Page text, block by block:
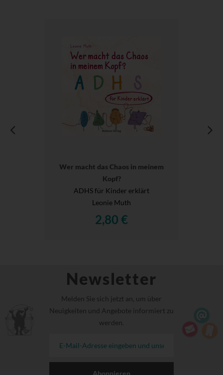
Wer macht das Chaos in meinem
Kopf?
ADHS für Kinder erklärt
Leonie Muth
2,80 €
Newsletter
Melden Sie sich jetzt an, um über
Neuigkeiten und Angebote informiert zu
werden.